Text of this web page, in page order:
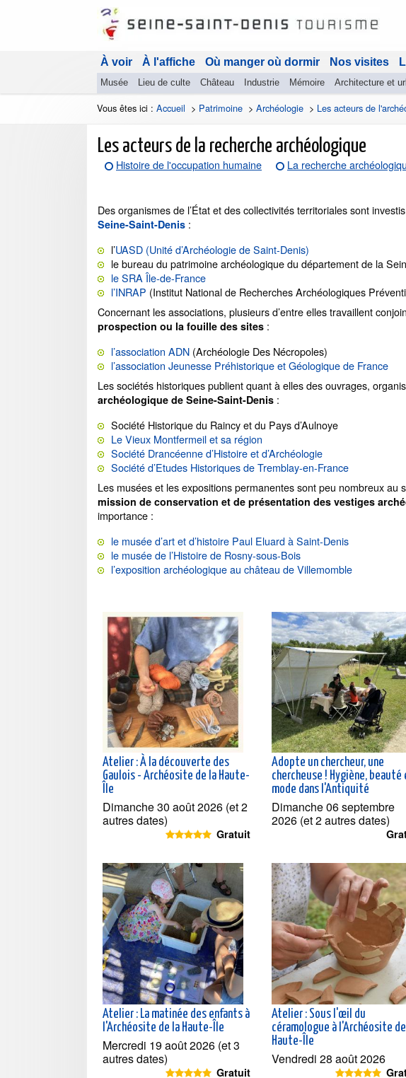
À voir À l'affiche Où manger où dormir Nos visites
Musée Lieu de culte Château Industrie Mémoire Architecture et
Vous êtes ici : Accueil > Patrimoine > Archéologie > Les acteurs de
Les acteurs de la recherche archéologique
Histoire de l'occupation humaine La recherche
Des organismes de l’État et des collectivités territoriales sont
Seine-Saint-Denis :
l’UASD (Unité d’Archéologie de Saint-Denis)
le bureau du patrimoine archéologique du département de la
le SRA Île-de-France
l’INRAP (Institut National de Recherches Archéologiques
Concernant les associations, plusieurs d’entre elles travaillent
prospection ou la fouille des sites :
l’association ADN (Archéologie Des Nécropoles)
l’association Jeunesse Préhistorique et Géologique de France
Les sociétés historiques publient quant à elles des ouvrages,
archéologique de Seine-Saint-Denis :
Société Historique du Raincy et du Pays d’Aulnoye
Le Vieux Montfermeil et sa région
Société Drancéenne d’Histoire et d’Archéologie
Société d’Etudes Historiques de Tremblay-en-France
Les musées et les expositions permanentes sont peu nombreux au
mission de conservation et de présentation des vestiges
importance :
le musée d’art et d’histoire Paul Eluard à Saint-Denis
le musée de l’Histoire de Rosny-sous-Bois
l’exposition archéologique au château de Villemomble
Atelier : À la découverte des
Gaulois - Archéosite de la Haute-
Île
Dimanche 30 août 2026 (et 2
autres dates)
Gratuit
Adopte un chercheur, une
chercheuse ! Hygiène, beauté
mode dans l'Antiquité
Dimanche 06 septembre
2026 (et 2 autres dates)
Atelier : La matinée des enfants à
l'Archéosite de la Haute-Île
Mercredi 19 août 2026 (et 3
autres dates)
Gratuit
Atelier : Sous l'œil du
céramologue à l'Archéosite
Haute-Île
Vendredi 28 août 2026